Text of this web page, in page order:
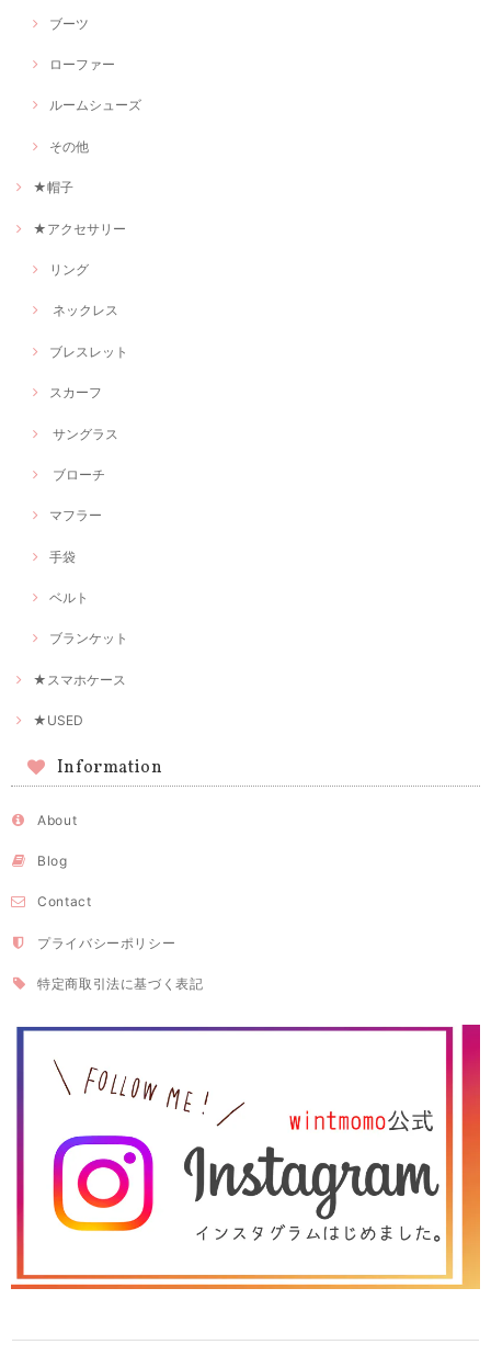
ブーツ
ローファー
ルームシューズ
その他
★帽子
★アクセサリー
リング
ネックレス
ブレスレット
スカーフ
サングラス
ブローチ
マフラー
手袋
ベルト
ブランケット
★スマホケース
★USED
Information
About
Blog
Contact
プライバシーポリシー
特定商取引法に基づく表記